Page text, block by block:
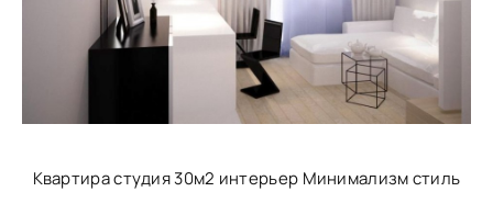
Квартира студия 30м2 интерьер Минимализм стиль